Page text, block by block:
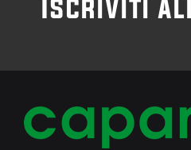
Iscriviti